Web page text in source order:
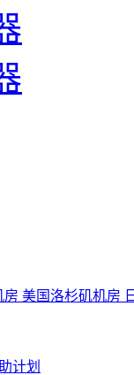
房 美国洛杉矶机房
计划